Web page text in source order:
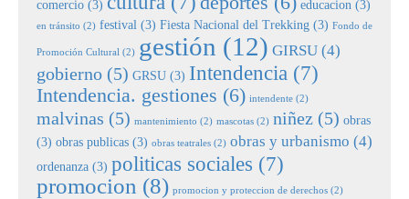
comercio (3) educacion (3)
en tránsito (2) festival (3) Fiesta Nacional del Trekking (3) Fondo de
Promoción Cultural (2) gestión (12) GIRSU (4)
gobierno (5) GRSU (3) Intendencia (7)
Intendencia. gestiones (6) intendente (2)
malvinas (5) mantenimiento (2) mascotas (2) niñez (5) obras
(3) obras publicas (3) obras teatrales (2) obras y urbanismo (4)
ordenanza (3) politicas sociales (7)
promocion (8) promocion y proteccion de derechos (2)